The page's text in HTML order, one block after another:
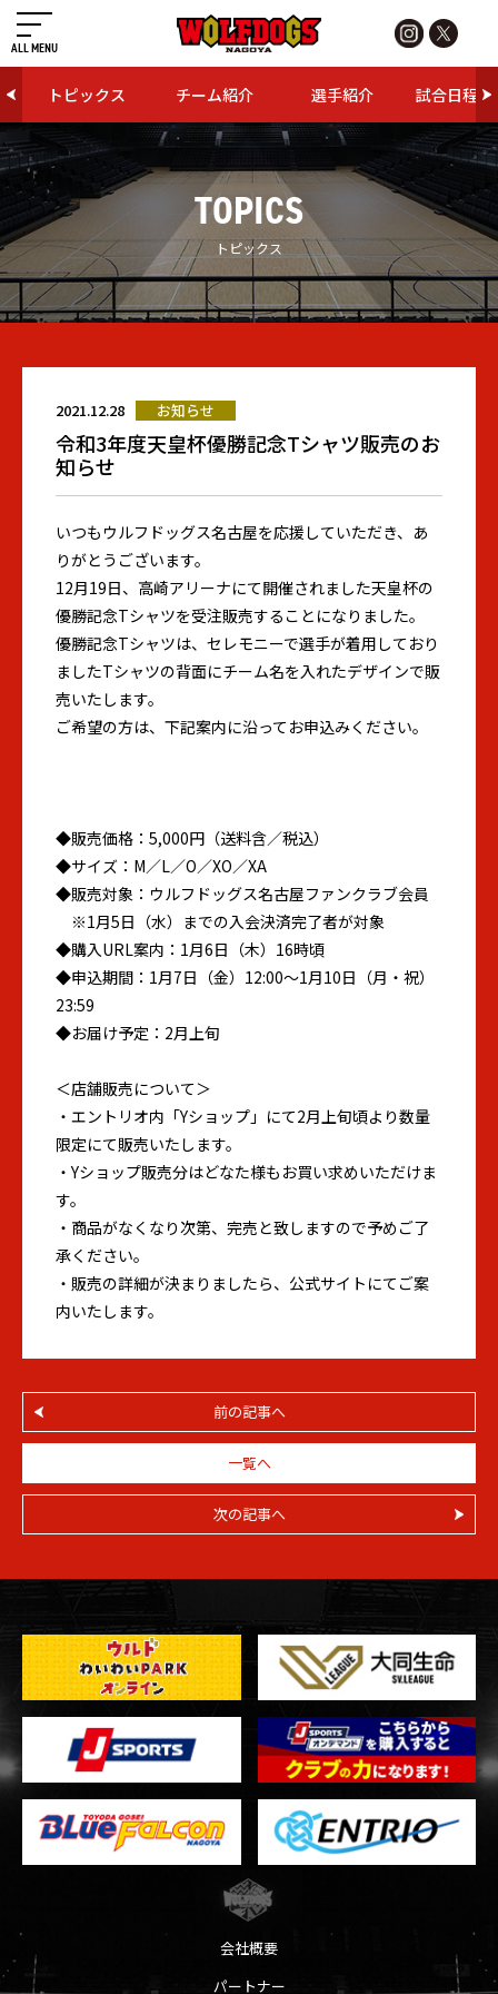
ALL MENU
トピックス チーム紹介 選手紹介 試合日程・
TOPICS
トピックス
2021.12.28 お知らせ
令和3年度天皇杯優勝記念Tシャツ販売のお
知らせ
いつもウルフドッグス名古屋を応援していただき、あ
りがとうございます。
12月19日、高崎アリーナにて開催されました天皇杯の
優勝記念Tシャツを受注販売することになりました。
優勝記念Tシャツは、セレモニーで選手が着用しており
ましたTシャツの背面にチーム名を入れたデザインで販
売いたします。
ご希望の方は、下記案内に沿ってお申込みください。
◆販売価格：5,000円（送料含／税込）
◆サイズ：M／L／O／XO／XA
◆販売対象：ウルフドッグス名古屋ファンクラブ会員
※1月5日（水）までの入会決済完了者が対象
◆購入URL案内：1月6日（木）16時頃
◆申込期間：1月7日（金）12:00～1月10日（月・祝）
23:59
◆お届け予定：2月上旬
＜店舗販売について＞
・エントリオ内「Yショップ」にて2月上旬頃より数量
限定にて販売いたします。
・Yショップ販売分はどなた様もお買い求めいただけま
す。
・商品がなくなり次第、完売と致しますので予めご了
承ください。
・販売の詳細が決まりましたら、公式サイトにてご案
内いたします。
前の記事へ
一覧へ
次の記事へ
会社概要
パートナー